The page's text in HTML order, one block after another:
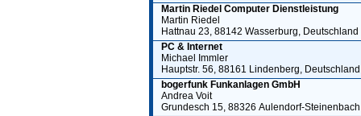
Martin Riedel Computer Dienstleistung
Martin Riedel
Hattnau 23, 88142 Wasserburg, Deutschland
PC & Internet
Michael Immler
Hauptstr. 56, 88161 Lindenberg, Deutschland
bogerfunk Funkanlagen GmbH
Andrea Voit
Grundesch 15, 88326 Aulendorf-